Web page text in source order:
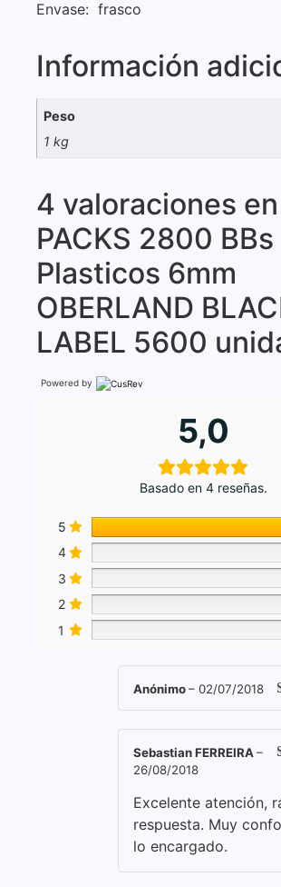
Envase: frasco
Información
Peso
1 kg
4 valoraciones en
PACKS 2800 BBs
Plasticos 6mm
OBERLAND
LABEL 5600
Powered by
5,0
Basado en 4 reseñas.
5
4
3
2
1
Anónimo– 02/07/2018
Sebastian FERREIRA–
26/08/2018
Excelente atención,
respuesta. Muy
lo encargado.